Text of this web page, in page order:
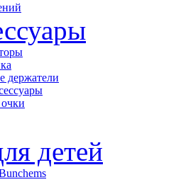
держатели
детей